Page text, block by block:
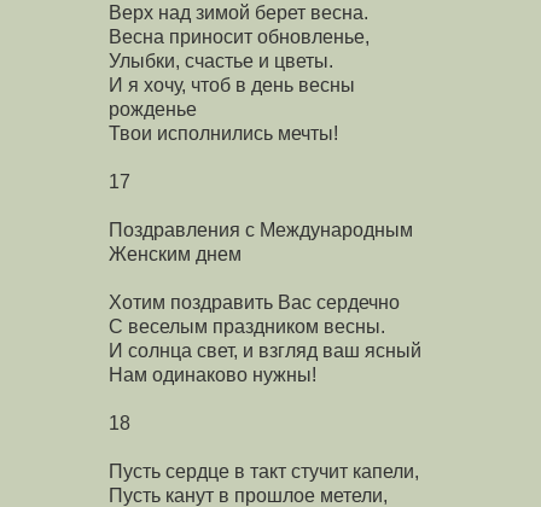
Верх над зимой берет весна.
Весна приносит обновленье,
Улыбки, счастье и цветы.
И я хочу, чтоб в день весны
рожденье
Твои исполнились мечты!
17
Поздравления с Международным
Женским днем
Хотим поздравить Вас сердечно
С веселым праздником весны.
И солнца свет, и взгляд ваш ясный
Нам одинаково нужны!
18
Пусть сердце в такт стучит капели,
Пусть канут в прошлое метели,